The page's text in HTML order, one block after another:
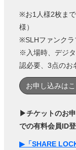
※お1人様2枚ま
様）
※SLHファンクラ
※入場時、デジ
認必要、3点のお
お申し込みは
▶チケットのお
での有料会員ID
▶「SHARE